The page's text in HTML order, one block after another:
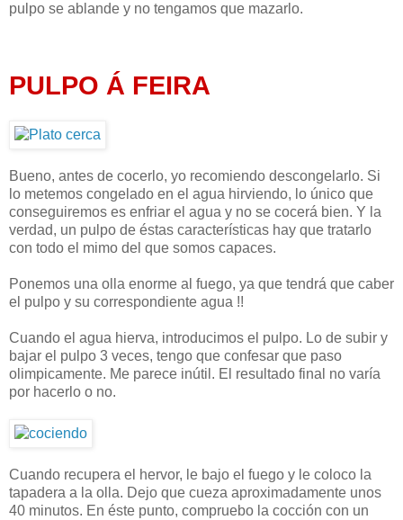
pulpo se ablande y no tengamos que mazarlo.
PULPO Á FEIRA
Bueno, antes de cocerlo, yo recomiendo descongelarlo. Si
lo metemos congelado en el agua hirviendo, lo único que
conseguiremos es enfriar el agua y no se cocerá bien. Y la
verdad, un pulpo de éstas características hay que tratarlo
con todo el mimo del que somos capaces.
Ponemos una olla enorme al fuego, ya que tendrá que caber
el pulpo y su correspondiente agua !!
Cuando el agua hierva, introducimos el pulpo. Lo de subir y
bajar el pulpo 3 veces, tengo que confesar que paso
olimpicamente. Me parece inútil. El resultado final no varía
por hacerlo o no.
Cuando recupera el hervor, le bajo el fuego y le coloco la
tapadera a la olla. Dejo que cueza aproximadamente unos
40 minutos. En éste punto, compruebo la cocción con un